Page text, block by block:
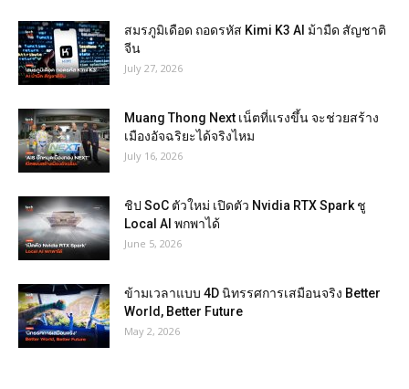
สมรภูมิเดือด ถอดรหัส Kimi K3 AI ม้ามืด สัญชาติ
จีน
July 27, 2026
Muang Thong Next เน็ตที่แรงขึ้น จะช่วยสร้าง
เมืองอัจฉริยะได้จริงไหม
July 16, 2026
ชิป SoC ตัวใหม่ เปิดตัว Nvidia RTX Spark ชู
Local AI พกพาได้
June 5, 2026
ข้ามเวลาแบบ 4D นิทรรศการเสมือนจริง Better
World, Better Future
May 2, 2026